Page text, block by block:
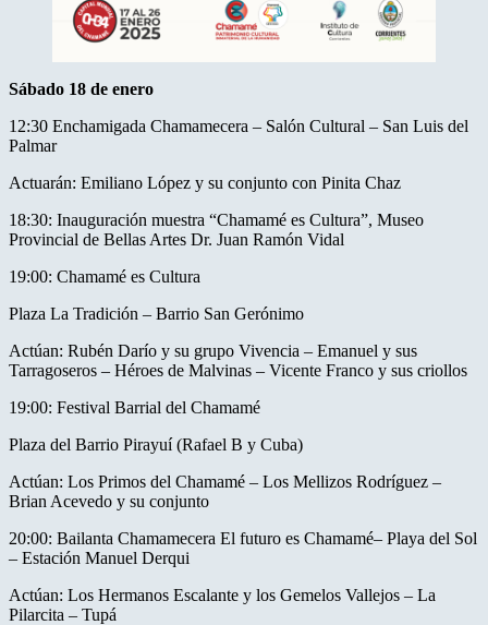
Sábado 18 de enero
12:30 Enchamigada Chamamecera – Salón Cultural – San Luis del
Palmar
Actuarán: Emiliano López y su conjunto con Pinita Chaz
18:30: Inauguración muestra “Chamamé es Cultura”, Museo
Provincial de Bellas Artes Dr. Juan Ramón Vidal
19:00: Chamamé es Cultura
Plaza La Tradición – Barrio San Gerónimo
Actúan: Rubén Darío y su grupo Vivencia – Emanuel y sus
Tarragoseros – Héroes de Malvinas – Vicente Franco y sus criollos
19:00: Festival Barrial del Chamamé
Plaza del Barrio Pirayuí (Rafael B y Cuba)
Actúan: Los Primos del Chamamé – Los Mellizos Rodríguez –
Brian Acevedo y su conjunto
20:00: Bailanta Chamamecera El futuro es Chamamé– Playa del Sol
– Estación Manuel Derqui
Actúan: Los Hermanos Escalante y los Gemelos Vallejos – La
Pilarcita – Tupá